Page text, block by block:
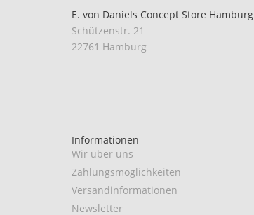
E. von Daniels Concept Store Hamburg
Schützenstr. 21
22761 Hamburg
Informationen
Wir über uns
Zahlungsmöglichkeiten
Versandinformationen
Newsletter